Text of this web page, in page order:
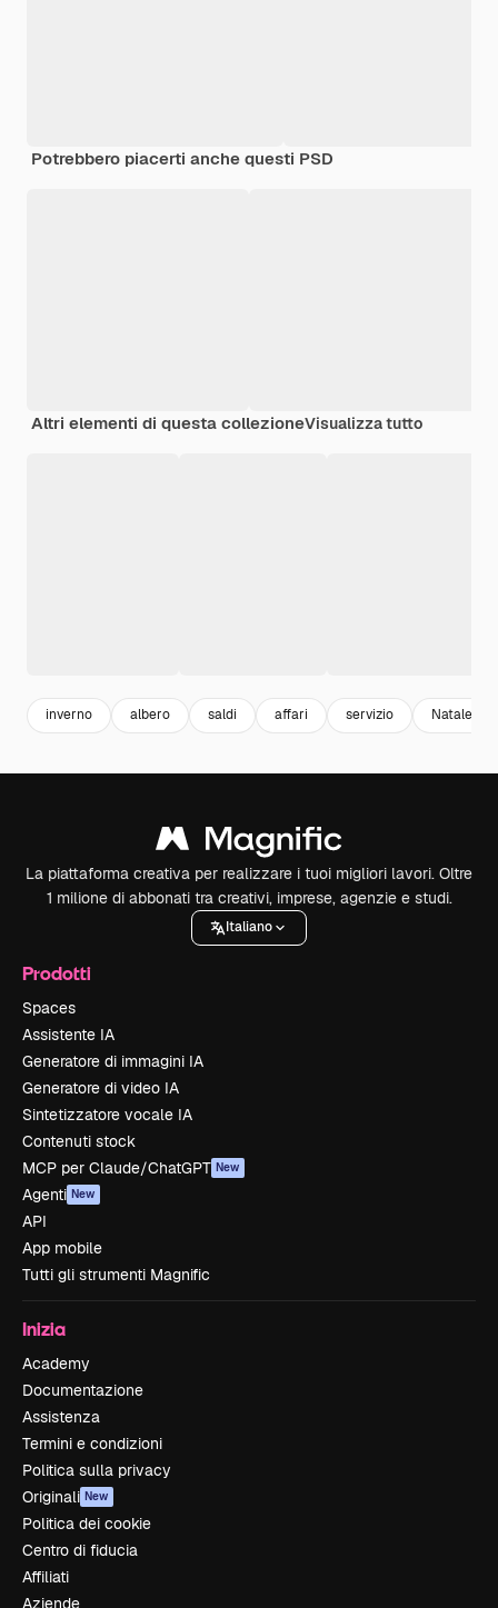
Potrebbero piacerti anche questi PSD
Altri elementi di questa collezioneVisualizza tutto
inverno albero saldi affari servizio Natale
La piattaforma creativa per realizzare i tuoi migliori lavori. Oltre
1 milione di abbonati tra creativi, imprese, agenzie e studi.
Italiano
Prodotti
Spaces
Assistente IA
Generatore di immagini IA
Generatore di video IA
Sintetizzatore vocale IA
Contenuti stock
MCP per Claude/ChatGPT New
Agenti New
API
App mobile
Tutti gli strumenti Magnific
Inizia
Academy
Documentazione
Assistenza
Termini e condizioni
Politica sulla privacy
Originali New
Politica dei cookie
Centro di fiducia
Affiliati
Aziende